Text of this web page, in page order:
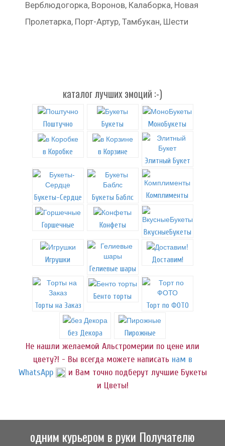
Верблюдогорка, Воронов, Калаборка, Новая
Пролетарка, Порт-Артур, Тамбукан, Шести
каталог лучших эмоций :-)
Поштучно Букеты МоноБукеты
в Коробке
в Корзине
Элитный Букет
Букеты-Сердце Букеты Баблс Комплименты
Горшечные
Конфеты
ВкусныеБукеты
Игрушки
Гелиевые шары
Доставим!
Торты на Заказ
Бенто торты
Торт по ФОТО
без Декора Пирожные
Не нашли желаемой Альстромерии по цене или
цвету?! - Вы всегда можете написать нам в
WhatsApp
и Вам точно подберут лучшие Букеты
и Цветы!
одним курьером в руки Получателю